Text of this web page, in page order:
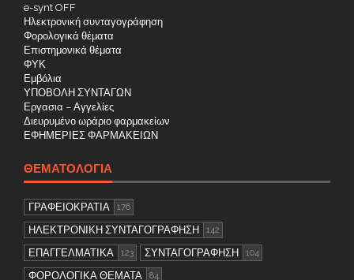
e-synt OFF
Ηλεκτρονική συνταγογράφηση
Φορολογικά θέματα
Επιστημονικά θέματα
ΦΥΚ
Εμβόλια
ΥΠΟΒΟΛΗ ΣΥΝΤΑΓΩΝ
Εργασια – Αγγελίες
Διευρυμένο ωράριο φαρμακείων
ΕΦΗΜΕΡΙΕΣ ΦΑΡΜΑΚΕΙΩΝ
ΘΕΜΑΤΟΛΟΓΊΑ
ΓΡΑΦΕΙΟΚΡΑΤΙΑ 176
ΗΛΕΚΤΡΟΝΙΚΗ ΣΥΝΤΑΓΟΓΡΑΦΗΣΗ 142
ΕΠΑΓΓΕΛΜΑΤΙΚΑ 123 ΣΥΝΤΑΓΟΓΡΑΦΗΣΗ 104
ΦΟΡΟΛΟΓΙΚΑ ΘΕΜΑΤΑ 84